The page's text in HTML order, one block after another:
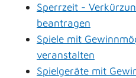
Sperrzeit -
beantragen
Spiele mit
veranstalten
Spielgeräte mit